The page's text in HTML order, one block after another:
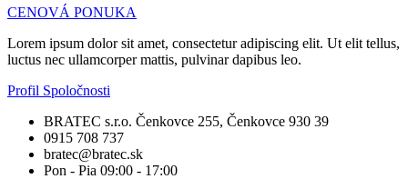
CENOVÁ PONUKA
Lorem ipsum dolor sit amet, consectetur adipiscing elit. Ut elit tellus,
luctus nec ullamcorper mattis, pulvinar dapibus leo.
Profil Spoločnosti
BRATEC s.r.o. Čenkovce 255, Čenkovce 930 39
0915 708 737
bratec@bratec.sk
Pon - Pia 09:00 - 17:00